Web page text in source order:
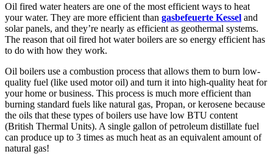
Oil fired water heaters are one of the most efficient ways to heat
your water. They are more efficient than gasbefeuerte Kessel and
solar panels, and they’re nearly as efficient as geothermal systems.
The reason that oil fired hot water boilers are so energy efficient has
to do with how they work.
Oil boilers use a combustion process that allows them to burn low-
quality fuel (like used motor oil) and turn it into high-quality heat for
your home or business. This process is much more efficient than
burning standard fuels like natural gas, Propan, or kerosene because
the oils that these types of boilers use have low BTU content
(British Thermal Units). A single gallon of petroleum distillate fuel
can produce up to 3 times as much heat as an equivalent amount of
natural gas!